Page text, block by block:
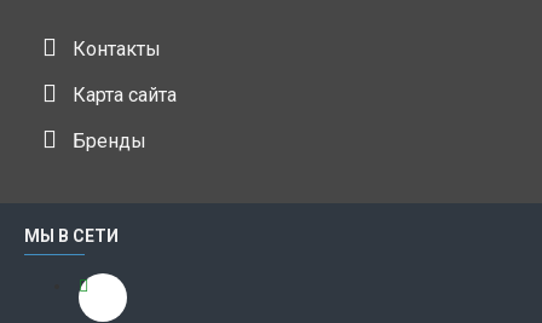
Контакты
Карта сайта
Бренды
МЫ В СЕТИ